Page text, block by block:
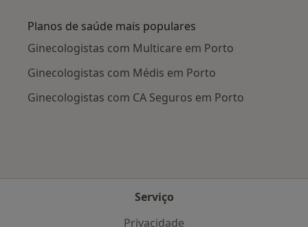
Planos de saúde mais populares
Ginecologistas com Multicare em Porto
Ginecologistas com Médis em Porto
Ginecologistas com CA Seguros em Porto
Serviço
Privacidade